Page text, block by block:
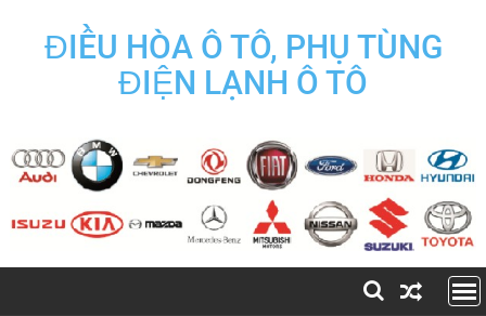
contentĐIỀU HÒA Ô TÔ, PHỤ TÙNG
ĐIỆN LẠNH Ô TÔ